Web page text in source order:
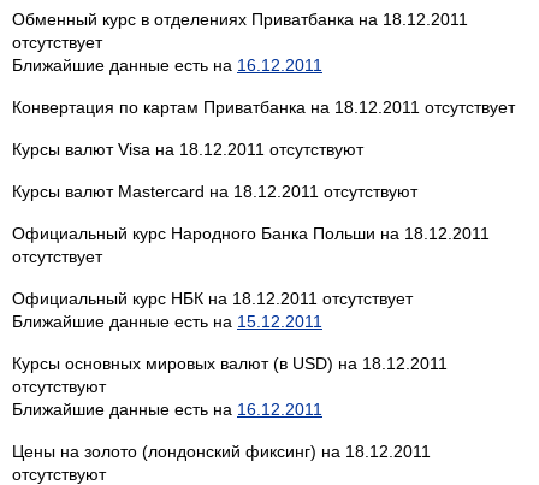
Обменный курс в отделениях Приватбанка на 18.12.2011
отсутствует
Ближайшие данные есть на 16.12.2011
Конвертация по картам Приватбанка на 18.12.2011 отсутствует
Курсы валют Visa на 18.12.2011 отсутствуют
Курсы валют Mastercard на 18.12.2011 отсутствуют
Официальный курс Народного Банка Польши на 18.12.2011
отсутствует
Официальный курс НБК на 18.12.2011 отсутствует
Ближайшие данные есть на 15.12.2011
Курсы основных мировых валют (в USD) на 18.12.2011
отсутствуют
Ближайшие данные есть на 16.12.2011
Цены на золото (лондонский фиксинг) на 18.12.2011
отсутствуют